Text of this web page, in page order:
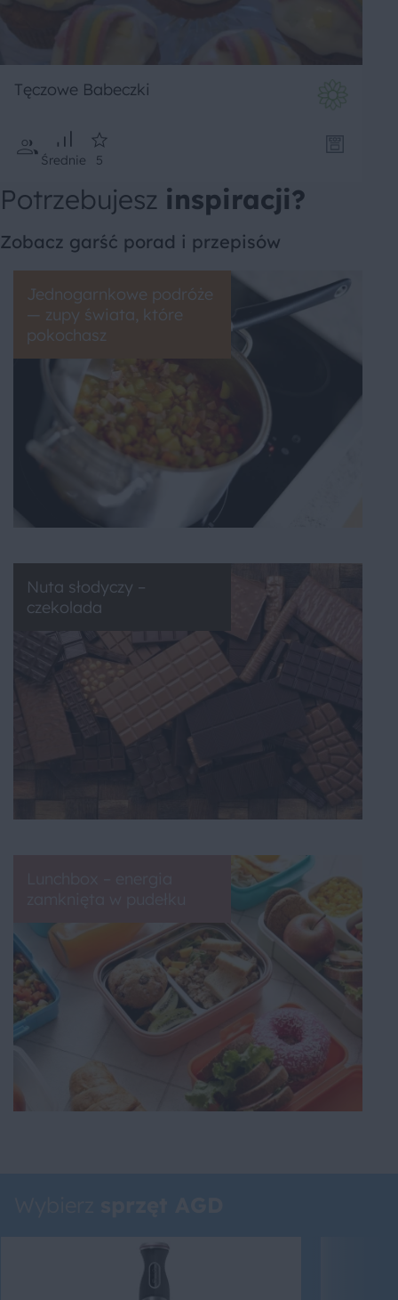
Tęczowe Babeczki
Średnie 5
Potrzebujesz inspiracji?
Zobacz garść porad i przepisów
Jednogarnkowe podróże
— zupy świata, które
pokochasz
Nuta słodyczy –
czekolada